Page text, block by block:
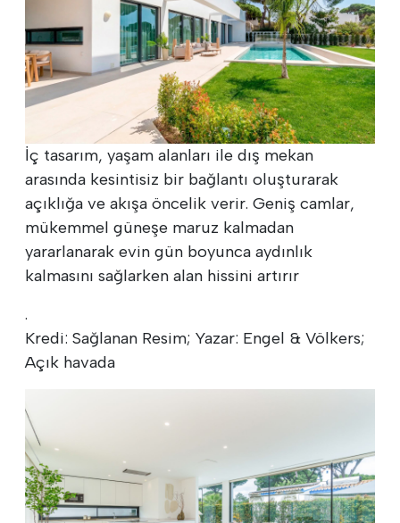
İç tasarım, yaşam alanları ile dış mekan
arasında kesintisiz bir bağlantı oluşturarak
açıklığa ve akışa öncelik verir. Geniş camlar,
mükemmel güneşe maruz kalmadan
yararlanarak evin gün boyunca aydınlık
kalmasını sağlarken alan hissini artırır
.
Kredi: Sağlanan Resim; Yazar: Engel & Völkers;
Açık havada